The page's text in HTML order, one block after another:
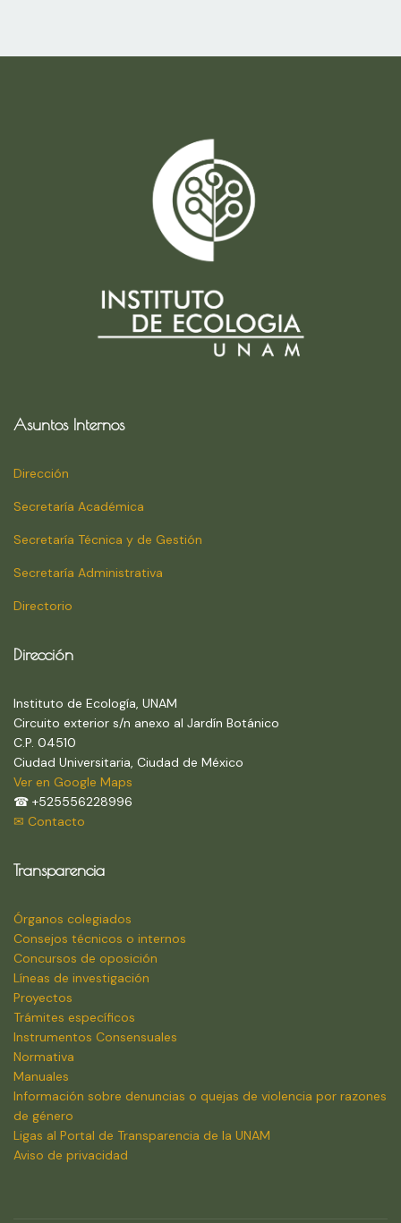
Asuntos Internos
Dirección
Secretaría Académica
Secretaría Técnica y de Gestión
Secretaría Administrativa
Directorio
Dirección
Instituto de Ecología, UNAM
Circuito exterior s/n anexo al Jardín Botánico
C.P. 04510
Ciudad Universitaria, Ciudad de México
Ver en Google Maps
☎ +525556228996
✉ Contacto
Transparencia
Órganos colegiados
Consejos técnicos o internos
Concursos de oposición
Líneas de investigación
Proyectos
Trámites específicos
Instrumentos Consensuales
Normativa
Manuales
Información sobre denuncias o quejas de violencia por razones
de género
Ligas al Portal de Transparencia de la UNAM
Aviso de privacidad